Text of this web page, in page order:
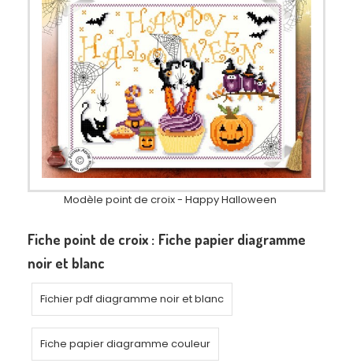
Modèle point de croix - Happy Halloween
Fiche point de croix : Fiche papier diagramme
noir et blanc
Fichier pdf diagramme noir et blanc
Fiche papier diagramme couleur